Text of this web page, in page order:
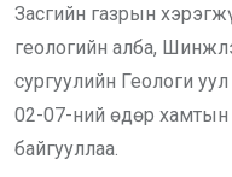
Засгийн газрын
геологийн алба,
сургуулийн Геологи
02-07-ний өдөр
байгууллаа.